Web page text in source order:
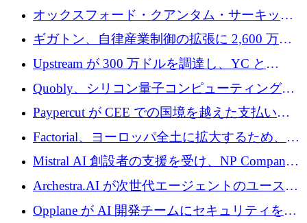
ットフォームの成長に 1,250 万ドルを投資
オックスフォード・クアンタム・サーキット
が「成人向け」2億6,000万ポンドの資金調達
ラウンドを獲得
ギガトン、自律産業制御の拡張に 2,600 万ド
ルを調達
Upstream が 300 万ドルを調達し、YC と
Xavier Niel が支援する共同 AI 受信箱を立ち上
げる
Quobly、シリコン量子コンピューティングの
商用化のためにシリーズ A で 1 億 1,500 万ユ
ーロを調達
Paypercut が CEE での国境を越えた支払いを
拡大するために 500 万ユーロを確保
Factorial、ヨーロッパ全土に拡大するため、25
億ドルの評価額で1億5,000万ドルのシリーズD
Mistral AI 創設者の支援を受け、NP Company
がエンジニアリング向け AI を推進するために
600 万ユーロのプレシードを確保
Archestra.AI が次世代エージェントのユースケ
ースを実現するために 1,000 万ドルを調達
Opplane が AI 開発チームにセキュリティをも